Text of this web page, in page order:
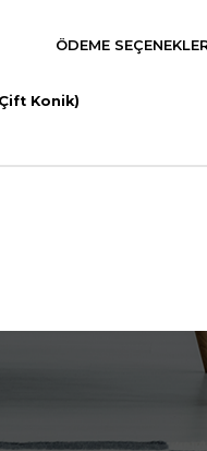
ÖDEME
Konik)